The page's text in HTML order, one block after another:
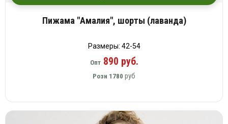
Пижама "Амалия", шорты (лаванда)
Размеры: 42-54
Опт890 руб.
Розн 1780 руб